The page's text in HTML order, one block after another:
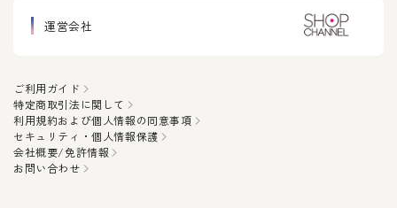
運営会社
ご利用ガイド
特定商取引法に関して
利用規約および個人情報の同意事項
セキュリティ・個人情報保護
会社概要/免許情報
お問い合わせ